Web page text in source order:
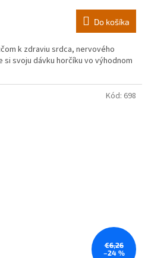
Do košíka
k zdraviu srdca, nervového
svoju dávku horčíku vo výhodnom
€6,26
–24 %
Kód: 698